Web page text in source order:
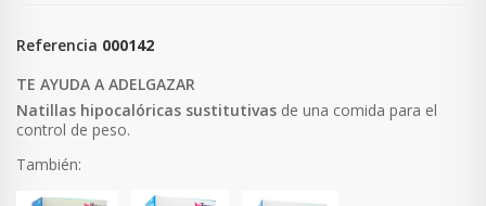
Referencia 000142
TE AYUDA A ADELGAZAR
Natillas hipocalóricas sustitutivas de una comida para el
control de peso.
También: